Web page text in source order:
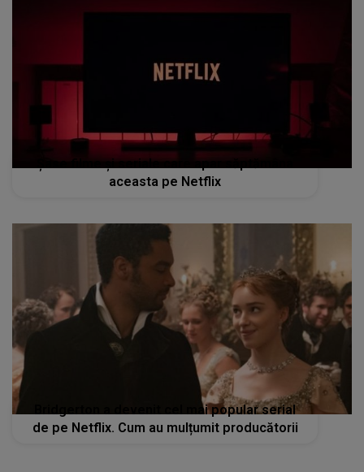
Șase filme și seriale care apar săptămâna
aceasta pe Netflix
Bridgerton a devenit cel mai popular serial
de pe Netflix. Cum au mulțumit producătorii